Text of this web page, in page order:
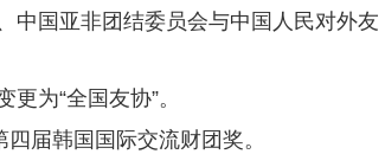
中国亚非团结委员会与中国人民对外友
为“全国友协”。
届韩国国际交流财团奖。